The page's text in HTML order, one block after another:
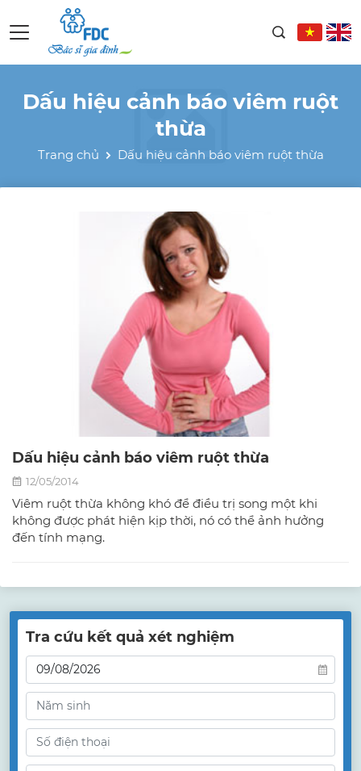
Dấu hiệu cảnh báo viêm ruột
thừa
Trang chủ Dấu hiệu cảnh báo viêm ruột thừa
Dấu hiệu cảnh báo viêm ruột thừa
12/05/2014
Viêm ruột thừa không khó để điều trị song một khi
không được phát hiện kịp thời, nó có thể ảnh hưởng
đến tính mạng.
Tra cứu kết quả xét nghiệm